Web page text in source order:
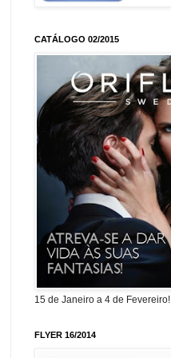
CATÁLOGO 02/2015
15 de Janeiro a 4 de Fevereiro!
FLYER 16/2014